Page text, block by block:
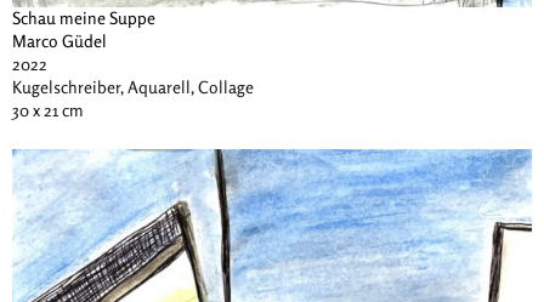
Schau meine Suppe
Marco Güdel
2022
Kugelschreiber, Aquarell, Collage
30 x 21 cm